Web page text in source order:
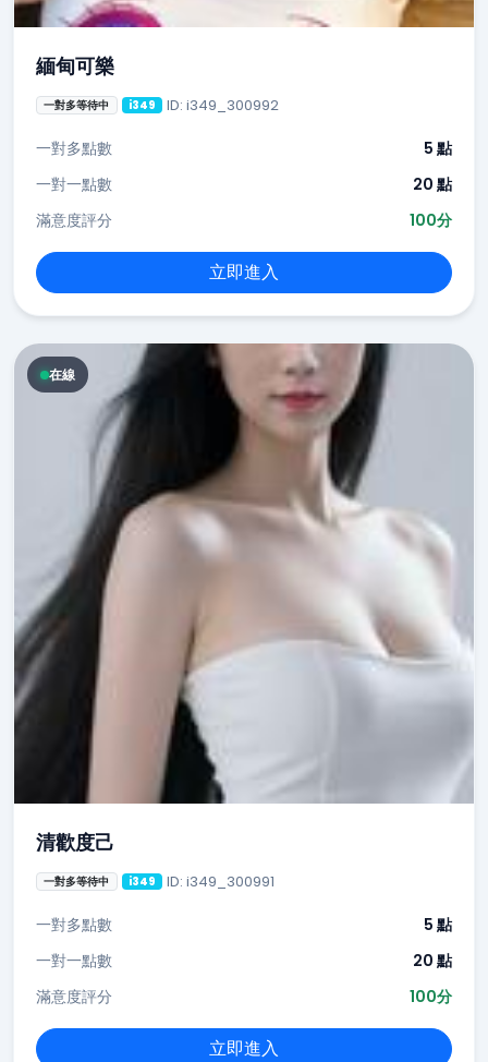
緬甸可樂
一對多等待中 i349 ID: i349_300992
一對多點數
5 點
一對一點數
20 點
滿意度評分
100分
立即進入
在線
清歡度己
一對多等待中 i349 ID: i349_300991
一對多點數
5 點
一對一點數
20 點
滿意度評分
100分
立即進入